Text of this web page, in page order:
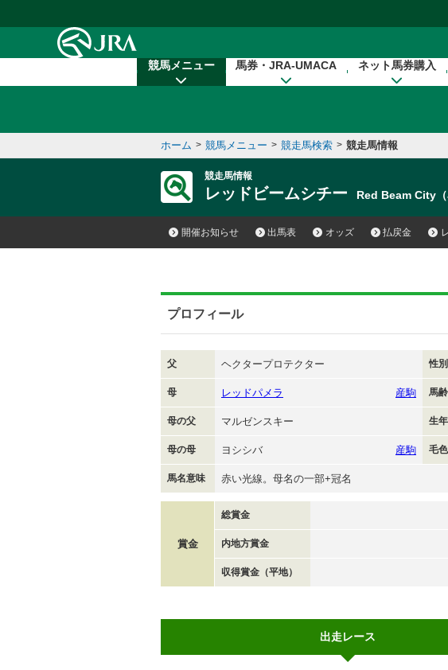
競馬メニュー 馬券・JRA-UMACA ネット馬券購入
ホーム > 競馬メニュー > 競走馬検索 > 競走馬情報
競走馬情報
レッドビームシチー Red Beam City（
開催お知らせ 出馬表 オッズ 払戻金
プロフィール
父 ヘクタープロテクター 性別
母 レッドパメラ 産駒 馬齢
母の父 マルゼンスキー 生
母の母 ヨシシバ 産駒 毛色
馬名意味 赤い光線。母名の一部+冠名
賞金
総賞金
内地方賞金
収得賞金（平地）
出走レース